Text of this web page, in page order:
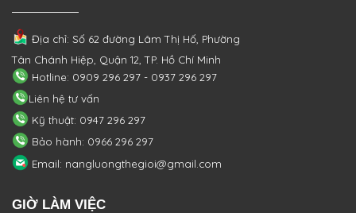
Địa chỉ: Số 62 đường Lâm Thị Hố, Phường
Tân Chánh Hiệp, Quận 12, TP. Hồ Chí Minh
Hotline: 0909 296 297 - 0937 296 297
Liên hệ tư vấn
Kỹ thuật: 0947 296 297
Bảo hành: 0966 296 297
Email: nangluongthegioi@gmail.com
GIỜ LÀM VIỆC